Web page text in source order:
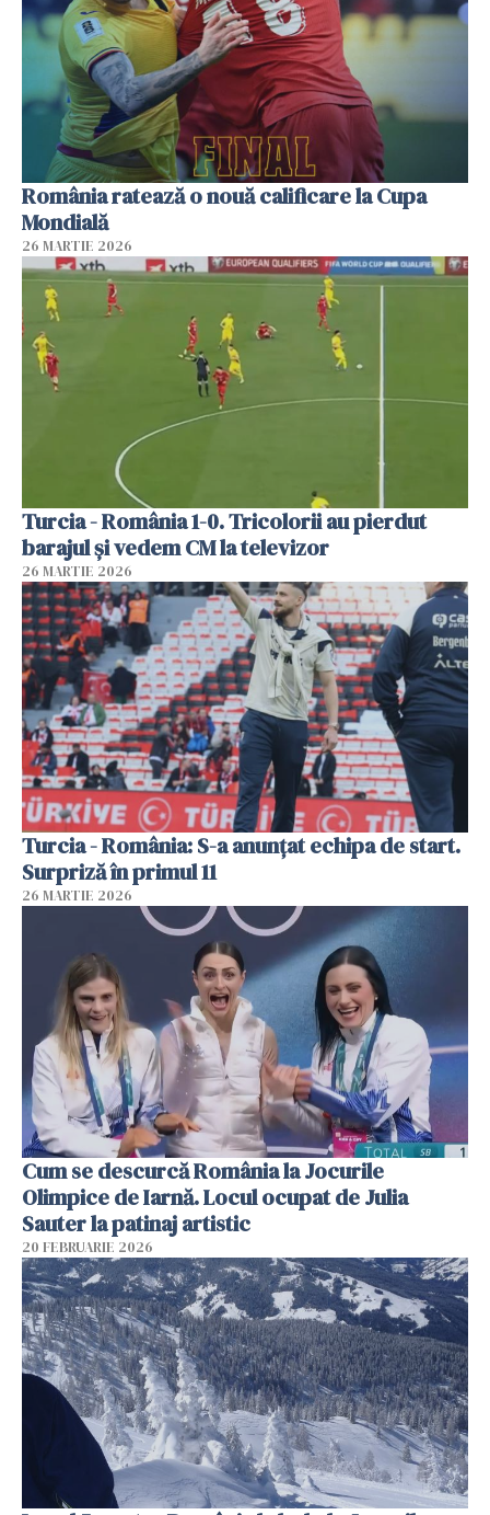
România ratează o nouă calificare la Cupa
Mondială
26 MARTIE 2026
Turcia - România 1-0. Tricolorii au pierdut
barajul și vedem CM la televizor
26 MARTIE 2026
Turcia - România: S-a anunțat echipa de start.
Surpriză în primul 11
26 MARTIE 2026
Cum se descurcă România la Jocurile
Olimpice de Iarnă. Locul ocupat de Julia
Sauter la patinaj artistic
20 FEBRUARIE 2026